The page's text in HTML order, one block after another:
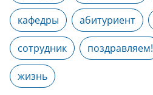
кафедры абитуриент
сотрудник поздравляем!
жизнь